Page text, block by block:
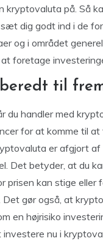
kryptovaluta på. Så
dig godt ind i de
og i området
foretage
til
du handler med
for at komme til at
er afgjort af
Det betyder, at du
prisen kan stige eller
Det gør også, at
en højrisiko
nu i